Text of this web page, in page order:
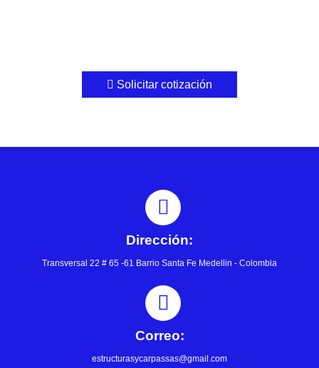
Solicitar cotización
Dirección:
Transversal 22 # 65 -61 Barrio Santa Fe Medellin - Colombia
Correo:
estructurasycarpassas@gmail.com